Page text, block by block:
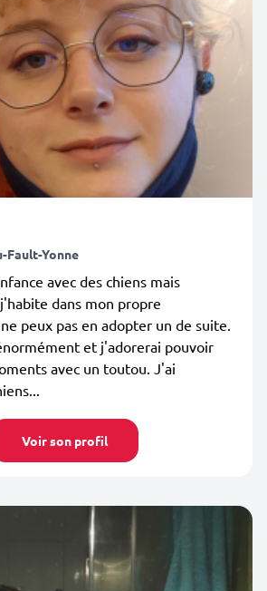
Fault-Yonne
avec des chiens mais
dans mon propre
peux pas en adopter un de suite.
et j'adorerai pouvoir
avec un toutou. J'ai
Voir son profil